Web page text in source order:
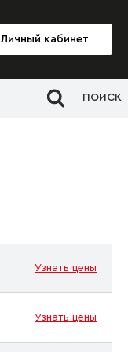
Личный кабинет
ПОИСК
Узнать цены
Узнать цены